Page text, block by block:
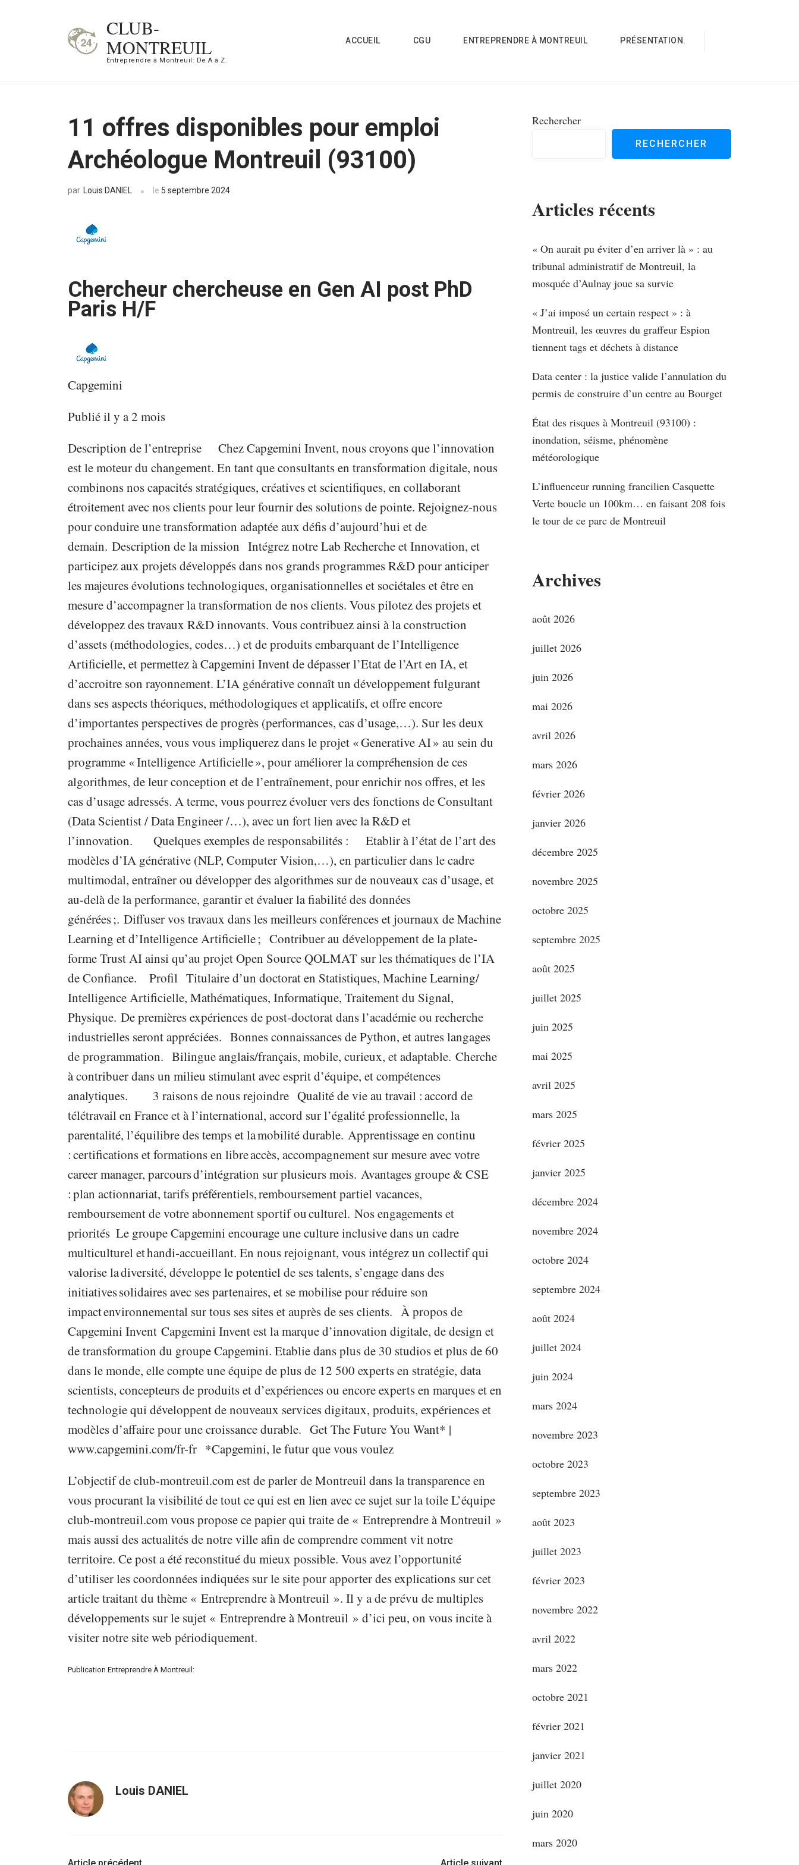
CLUB-
MONTREUIL
Entreprendre à Montreuil: De A à Z.
ACCUEIL CGU ENTREPRENDRE À MONTREUIL PRÉSENTATION.
11 offres disponibles pour emploi
Archéologue Montreuil (93100)
par Louis DANIEL le 5 septembre 2024
Chercheur chercheuse en Gen AI post PhD
Paris H/F
Capgemini
Publié il y a 2 mois
Description de l’entreprise Chez Capgemini Invent, nous croyons que l’innovation
est le moteur du changement. En tant que consultants en transformation digitale, nous
combinons nos capacités stratégiques, créatives et scientifiques, en collaborant
étroitement avec nos clients pour leur fournir des solutions de pointe. Rejoignez-nous
pour conduire une transformation adaptée aux défis d’aujourd’hui et de
demain. Description de la mission Intégrez notre Lab Recherche et Innovation, et
participez aux projets développés dans nos grands programmes R&D pour anticiper
les majeures évolutions technologiques, organisationnelles et sociétales et être en
mesure d’accompagner la transformation de nos clients. Vous pilotez des projets et
développez des travaux R&D innovants. Vous contribuez ainsi à la construction
d’assets (méthodologies, codes…) et de produits embarquant de l’Intelligence
Artificielle, et permettez à Capgemini Invent de dépasser l’Etat de l’Art en IA, et
d’accroitre son rayonnement. L’IA générative connaît un développement fulgurant
dans ses aspects théoriques, méthodologiques et applicatifs, et offre encore
d’importantes perspectives de progrès (performances, cas d’usage,…). Sur les deux
prochaines années, vous vous impliquerez dans le projet « Generative AI » au sein du
programme « Intelligence Artificielle », pour améliorer la compréhension de ces
algorithmes, de leur conception et de l’entraînement, pour enrichir nos offres, et les
cas d’usage adressés. A terme, vous pourrez évoluer vers des fonctions de Consultant
(Data Scientist / Data Engineer /…), avec un fort lien avec la R&D et
l’innovation. Quelques exemples de responsabilités : Etablir à l’état de l’art des
modèles d’IA générative (NLP, Computer Vision,…), en particulier dans le cadre
multimodal, entraîner ou développer des algorithmes sur de nouveaux cas d’usage, et
au-delà de la performance, garantir et évaluer la fiabilité des données
générées ;. Diffuser vos travaux dans les meilleurs conférences et journaux de Machine
Learning et d’Intelligence Artificielle ; Contribuer au développement de la plate-
forme Trust AI ainsi qu’au projet Open Source QOLMAT sur les thématiques de l’IA
de Confiance. Profil Titulaire d’un doctorat en Statistiques, Machine Learning/
Intelligence Artificielle, Mathématiques, Informatique, Traitement du Signal,
Physique. De premières expériences de post-doctorat dans l’académie ou recherche
industrielles seront appréciées. Bonnes connaissances de Python, et autres langages
de programmation. Bilingue anglais/français, mobile, curieux, et adaptable. Cherche
à contribuer dans un milieu stimulant avec esprit d’équipe, et compétences
analytiques. 3 raisons de nous rejoindre Qualité de vie au travail : accord de
télétravail en France et à l’international, accord sur l’égalité professionnelle, la
parentalité, l’équilibre des temps et la mobilité durable. Apprentissage en continu
: certifications et formations en libre accès, accompagnement sur mesure avec votre
career manager, parcours d’intégration sur plusieurs mois. Avantages groupe & CSE
: plan actionnariat, tarifs préférentiels, remboursement partiel vacances,
remboursement de votre abonnement sportif ou culturel. Nos engagements et
priorités Le groupe Capgemini encourage une culture inclusive dans un cadre
multiculturel et handi-accueillant. En nous rejoignant, vous intégrez un collectif qui
valorise la diversité, développe le potentiel de ses talents, s’engage dans des
initiatives solidaires avec ses partenaires, et se mobilise pour réduire son
impact environnemental sur tous ses sites et auprès de ses clients. À propos de
Capgemini Invent Capgemini Invent est la marque d’innovation digitale, de design et
de transformation du groupe Capgemini. Etablie dans plus de 30 studios et plus de 60
dans le monde, elle compte une équipe de plus de 12 500 experts en stratégie, data
scientists, concepteurs de produits et d’expériences ou encore experts en marques et en
technologie qui développent de nouveaux services digitaux, produits, expériences et
modèles d’affaire pour une croissance durable. Get The Future You Want* |
www.capgemini.com/fr-fr *Capgemini, le futur que vous voulez
L’objectif de club-montreuil.com est de parler de Montreuil dans la transparence en
vous procurant la visibilité de tout ce qui est en lien avec ce sujet sur la toile L’équipe
club-montreuil.com vous propose ce papier qui traite de « Entreprendre à Montreuil »
mais aussi des actualités de notre ville afin de comprendre comment vit notre
territoire. Ce post a été reconstitué du mieux possible. Vous avez l’opportunité
d’utiliser les coordonnées indiquées sur le site pour apporter des explications sur cet
article traitant du thème « Entreprendre à Montreuil ». Il y a de prévu de multiples
développements sur le sujet « Entreprendre à Montreuil » d’ici peu, on vous incite à
visiter notre site web périodiquement.
Publication Entreprendre À Montreuil:
Louis DANIEL
Rechercher
RECHERCHER
Articles récents
« On aurait pu éviter d’en arriver là » : au
tribunal administratif de Montreuil, la
mosquée d’Aulnay joue sa survie
« J’ai imposé un certain respect » : à
Montreuil, les œuvres du graffeur Espion
tiennent tags et déchets à distance
Data center : la justice valide l’annulation du
permis de construire d’un centre au Bourget
État des risques à Montreuil (93100) :
inondation, séisme, phénomène
météorologique
L’influenceur running francilien Casquette
Verte boucle un 100km… en faisant 208 fois
le tour de ce parc de Montreuil
Archives
août 2026
juillet 2026
juin 2026
mai 2026
avril 2026
mars 2026
février 2026
janvier 2026
décembre 2025
novembre 2025
octobre 2025
septembre 2025
août 2025
juillet 2025
juin 2025
mai 2025
avril 2025
mars 2025
février 2025
janvier 2025
décembre 2024
novembre 2024
octobre 2024
septembre 2024
août 2024
juillet 2024
juin 2024
mars 2024
novembre 2023
octobre 2023
septembre 2023
août 2023
juillet 2023
février 2023
novembre 2022
avril 2022
mars 2022
octobre 2021
février 2021
janvier 2021
juillet 2020
juin 2020
mars 2020